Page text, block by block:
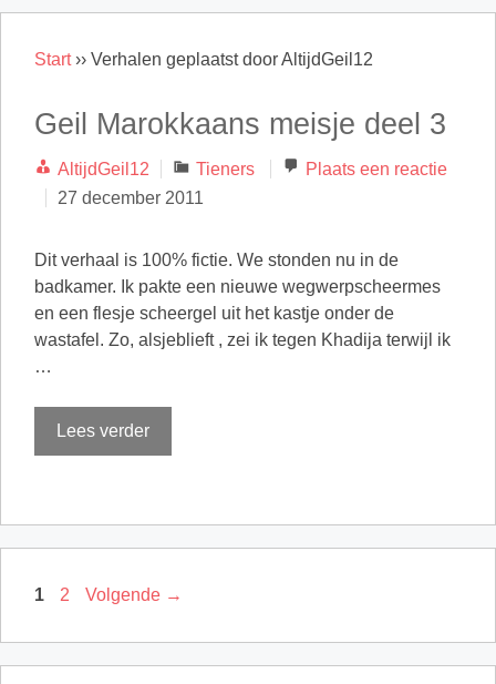
Start›› Verhalen geplaatst door AltijdGeil12
Geil Marokkaans meisje deel 3
AltijdGeil12 Categorieën
Tieners
Plaats een reactie
27 december 2011
Dit verhaal is 100% fictie. We stonden nu in de
badkamer. Ik pakte een nieuwe wegwerpscheermes
en een flesje scheergel uit het kastje onder de
wastafel. Zo, alsjeblieft , zei ik tegen Khadija terwijl ik
…
Lees verder
Pagina
1 Pagina
2 Volgende →